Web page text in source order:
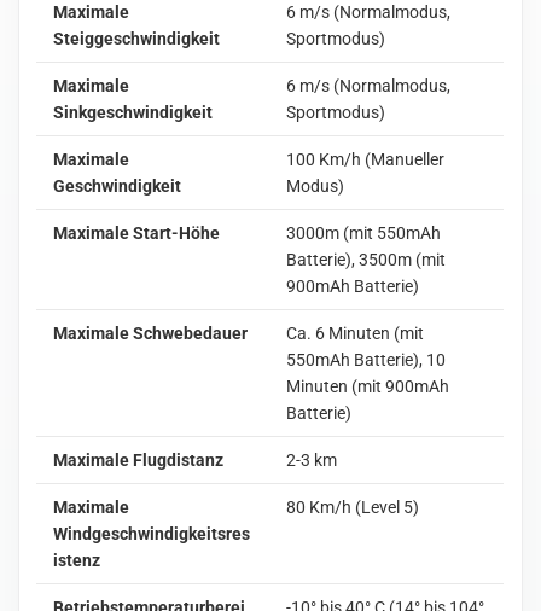
Maximale
Steiggeschwindigkeit
6 m/s (Normalmodus,
Sportmodus)
Maximale
Sinkgeschwindigkeit
6 m/s (Normalmodus,
Sportmodus)
Maximale
Geschwindigkeit
100 Km/h (Manueller
Modus)
Maximale Start-Höhe
3000m (mit 550mAh
Batterie), 3500m (mit
900mAh Batterie)
Maximale Schwebedauer
Ca. 6 Minuten (mit
550mAh Batterie), 10
Minuten (mit 900mAh
Batterie)
Maximale Flugdistanz 2-3 km
Maximale
Windgeschwindigkeitsres
istenz
80 Km/h (Level 5)
Betriebstemperaturberei -10° bis 40° C (14° bis 104°